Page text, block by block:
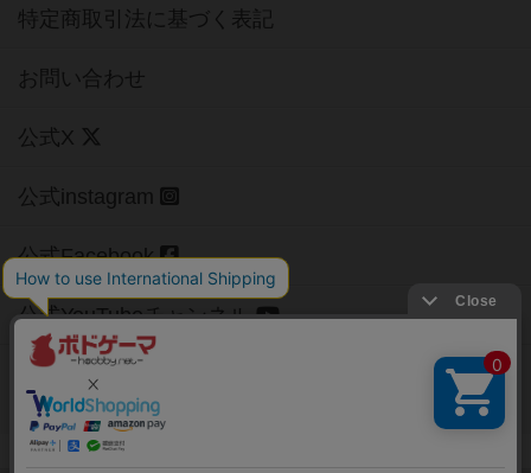
特定商取引法に基づく表記
お問い合わせ
公式X
公式instagram
公式Facebook
公式YouTubeチャンネル